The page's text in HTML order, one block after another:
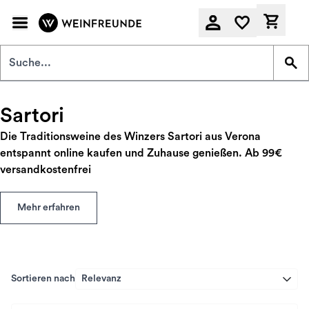
Sartori
Die Traditionsweine des Winzers Sartori aus Verona
entspannt online kaufen und Zuhause genießen. Ab 99€
versandkostenfrei
Mehr erfahren
Sortieren nach Relevanz